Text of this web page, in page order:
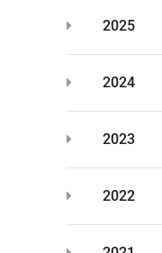
2025
2024
2023
2022